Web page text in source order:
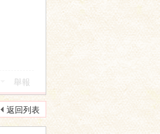
舉報
返回列表